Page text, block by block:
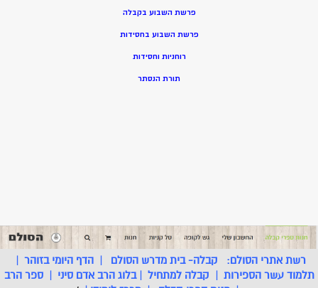
פרשת השבוע בקבלה
פרשת השבוע בחסידות
רוחניות וחסידות
תורת הנסתר
רשת אתרי הסולם: קבלה- בית מדרש הסולם |הדף היומי בזוהר |
תלמוד עשר הספירות | קבלה למתחיל |בלוג הרב אדם סיני |ספר הרב